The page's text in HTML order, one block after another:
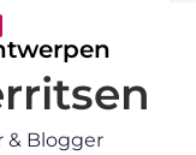
& Blogger